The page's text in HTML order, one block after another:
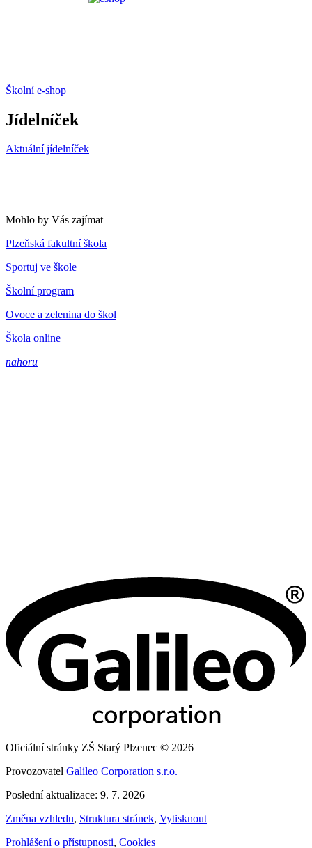
Školní e-shop
Jídelníček
Aktuální jídelníček
Mohlo by Vás zajímat
Plzeňská fakultní škola
Sportuj ve škole
Školní program
Ovoce a zelenina do škol
Škola online
nahoru
Oficiální stránky ZŠ Starý Plzenec © 2026
Provozovatel Galileo Corporation s.r.o.
Poslední aktualizace: 9. 7. 2026
Změna vzhledu, Struktura stránek, Vytisknout
Prohlášení o přístupnosti, Cookies